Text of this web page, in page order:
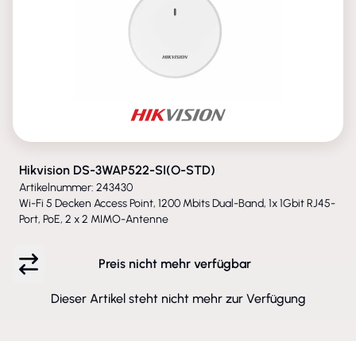
Hikvision DS-3WAP522-SI(O-STD)
Artikelnummer: 243430
Wi-Fi 5 Decken Access Point, 1200 Mbits Dual-Band, 1x 1Gbit RJ45-
Port, PoE, 2 x 2 MIMO-Antenne
Preis nicht mehr verfügbar
Dieser Artikel steht nicht mehr zur Verfügung